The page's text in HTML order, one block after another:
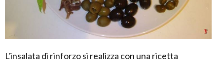
L'insalata di rinforzo si realizza con una ricetta